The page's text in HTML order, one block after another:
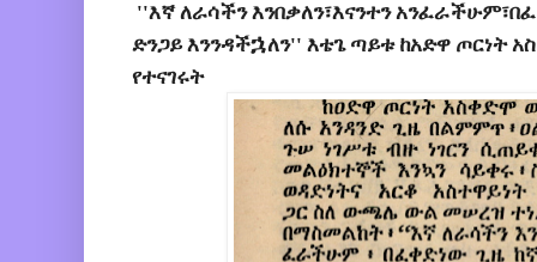
''እኛ ለራሳችን እንበቃለን፣እናንተን
ድንጋይ እንንዳችኋለን'' እቴጌ ጣይቱ ከአድዋ ጦርነት
የተናገሩት